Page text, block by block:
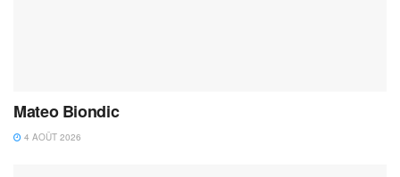
Mateo Biondic
4 AOÛT 2026